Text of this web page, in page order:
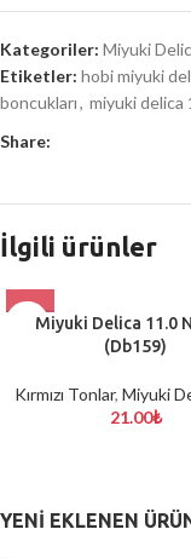
Kategoriler: Miyuki
Etiketler: hobi miyuki
boncukları, miyuki delica
Share:
İlgili ürünler
Miyuki Delica 11.0
(Db159)
Kırmızı Tonlar, Miyuki
21.00₺
YENI EKLENEN